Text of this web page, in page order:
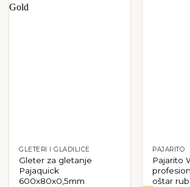
GLETERI I GLADILICE
Gleter za gletanje
Pajaquick
600x80x0,5mm
PAJARITO
Pajarito
oštar